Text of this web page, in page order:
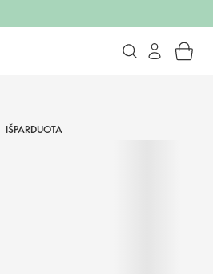
IŠPARDUOTA